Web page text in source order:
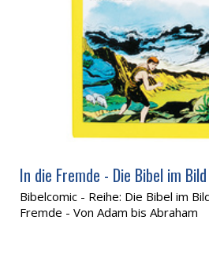
In die Fremde - Die Bibel im Bild
Bibelcomic - Reihe: Die Bibel im
Fremde - Von Adam bis Abraham